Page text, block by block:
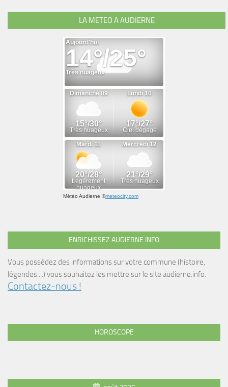
LA METEO A AUDIERNE
Météo Audierne ©meteocity.com
ENRICHISSEZ AUDIERNE INFO
Vous possédez des informations sur votre commune (histoire,
légendes....) vous souhaitez les mettre sur le site audierne.info.
Contactez-nous !
HOROSCOPE